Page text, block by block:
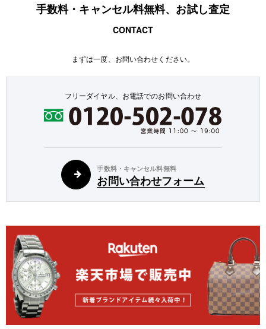
手数料・キャンセル料無料、お試し査定
CONTACT
まずは一度、お問い合わせください。
フリーダイヤル、お電話でのお問い合わせ
手数料・キャンセル料無料
お問い合わせフォーム